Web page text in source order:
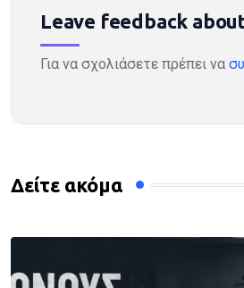
Leave feedback
Για να σχολιάσετε πρέπει να
Δείτε ακόμα